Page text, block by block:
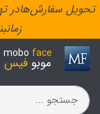
تحویل سفارش‌هادر
mobo face
موبو فیس